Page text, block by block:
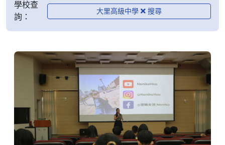
學校查
詢：
大里高級中學